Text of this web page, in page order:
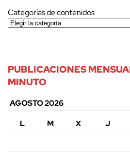
Categorías de contenidos
PUBLICACIONES
MINUTO
AGOSTO 2026
L
M X J